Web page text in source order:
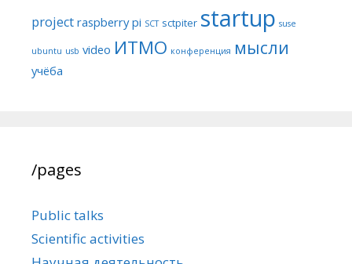
project raspberry pi SCT sctpiter startup suse
ubuntu usb video ИТМО конференция мысли
учёба
/pages
Public talks
Scientific activities